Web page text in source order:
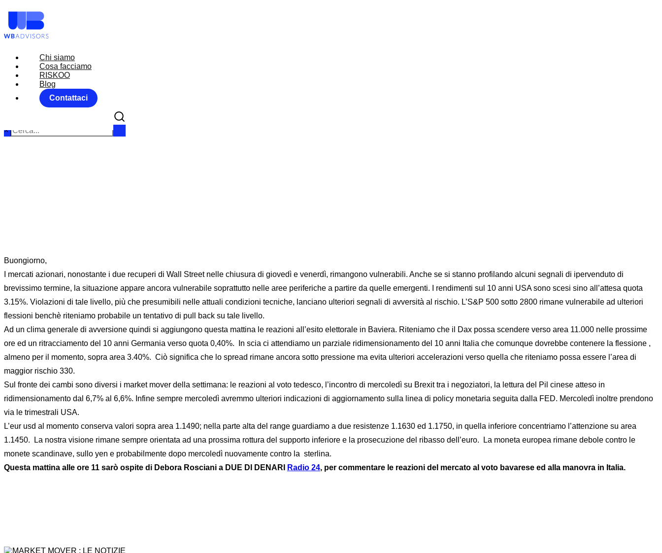
Chi siamo
Cosa facciamo
RISKOO
Blog
Contattaci
Chi siamo
Cosa facciamo
RISKOO
Blog
Contattaci
×
Buongiorno,
I mercati azionari, nonostante i due recuperi di Wall Street nelle chiusura di giovedì e venerdì, rimangono vulnerabili. Anche se si stanno profilando alcuni segnali di ipervenduto di
brevissimo termine, la situazione appare ancora vulnerabile soprattutto nelle aree periferiche a partire da quelle emergenti. I rendimenti sul 10 anni USA sono scesi sino all’attesa quota
3.15%. Violazioni di tale livello, più che presumibili nelle attuali condizioni tecniche, lanciano ulteriori segnali di avversità al rischio. L’S&P 500 sotto 2800 rimane vulnerabile ad ulteriori
flessioni benchè riteniamo probabile un tentativo di pull back su tale livello.
Ad un clima generale di avversione quindi si aggiungono questa mattina le reazioni all’esito elettorale in Baviera. Riteniamo che il Dax possa scendere verso area 11.000 nelle prossime
ore ed un ritracciamento del 10 anni Germania verso quota 0,40%. In scia ci attendiamo un parziale ridimensionamento del 10 anni Italia che comunque dovrebbe contenere la flessione ,
almeno per il momento, sopra area 3.40%. Ciò significa che lo spread rimane ancora sotto pressione ma evita ulteriori accelerazioni verso quella che riteniamo possa essere l’area di
maggior rischio 330.
Sul fronte dei cambi sono diversi i market mover della settimana: le reazioni al voto tedesco, l’incontro di mercoledì su Brexit tra i negoziatori, la lettura del Pil cinese atteso in
ridimensionamento dal 6,7% al 6,6%. Infine sempre mercoledì avremmo ulteriori indicazioni di aggiornamento sulla linea di policy monetaria seguita dalla FED. Mercoledì inoltre prendono
via le trimestrali USA.
L’eur usd al momento conserva valori sopra area 1.1490; nella parte alta del range guardiamo a due resistenze 1.1630 ed 1.1750, in quella inferiore concentriamo l’attenzione su area
1.1450. La nostra visione rimane sempre orientata ad una prossima rottura del supporto inferiore e la prosecuzione del ribasso dell’euro. La moneta europea rimane debole contro le
monete scandinave, sullo yen e probabilmente dopo mercoledì nuovamente contro la sterlina.
Questa mattina alle ore 11 sarò ospite di Debora Rosciani a DUE DI DENARI
Radio 24, per commentare le reazioni del mercato al voto bavarese ed alla manovra in Italia.